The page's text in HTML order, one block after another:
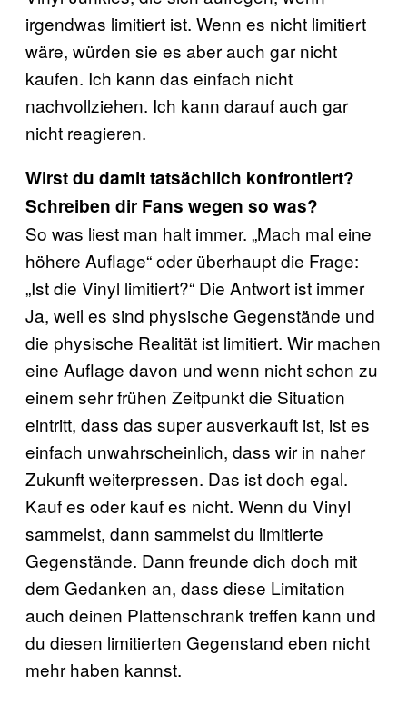
irgendwas limitiert ist. Wenn es nicht limitiert
wäre, würden sie es aber auch gar nicht
kaufen. Ich kann das einfach nicht
nachvollziehen. Ich kann darauf auch gar
nicht reagieren.
Wirst du damit tatsächlich konfrontiert?
Schreiben dir Fans wegen so was?
So was liest man halt immer. „Mach mal eine
höhere Auflage“ oder überhaupt die Frage:
„Ist die Vinyl limitiert?“ Die Antwort ist immer
Ja, weil es sind physische Gegenstände und
die physische Realität ist limitiert. Wir machen
eine Auflage davon und wenn nicht schon zu
einem sehr frühen Zeitpunkt die Situation
eintritt, dass das super ausverkauft ist, ist es
einfach unwahrscheinlich, dass wir in naher
Zukunft weiterpressen. Das ist doch egal.
Kauf es oder kauf es nicht. Wenn du Vinyl
sammelst, dann sammelst du limitierte
Gegenstände. Dann freunde dich doch mit
dem Gedanken an, dass diese Limitation
auch deinen Plattenschrank treffen kann und
du diesen limitierten Gegenstand eben nicht
mehr haben kannst.